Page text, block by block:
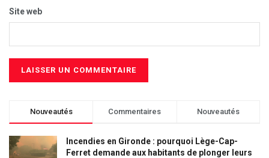
Site web
Nouveautés Commentaires Nouveautés
Incendies en Gironde : pourquoi Lège-Cap-
Ferret demande aux habitants de plonger leurs